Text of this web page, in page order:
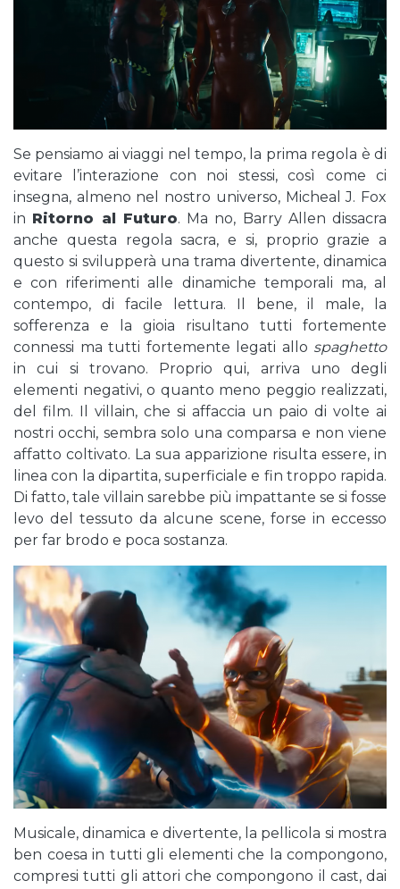
Se pensiamo ai viaggi nel tempo, la prima regola è di
evitare l’interazione con noi stessi, così come ci
insegna, almeno nel nostro universo, Micheal J. Fox
in Ritorno al Futuro. Ma no, Barry Allen dissacra
anche questa regola sacra, e si, proprio grazie a
questo si svilupperà una trama divertente, dinamica
e con riferimenti alle dinamiche temporali ma, al
contempo, di facile lettura. Il bene, il male, la
sofferenza e la gioia risultano tutti fortemente
connessi ma tutti fortemente legati allo spaghetto
in cui si trovano. Proprio qui, arriva uno degli
elementi negativi, o quanto meno peggio realizzati,
del film. Il villain, che si affaccia un paio di volte ai
nostri occhi, sembra solo una comparsa e non viene
affatto coltivato. La sua apparizione risulta essere, in
linea con la dipartita, superficiale e fin troppo rapida.
Di fatto, tale villain sarebbe più impattante se si fosse
levo del tessuto da alcune scene, forse in eccesso
per far brodo e poca sostanza.
Musicale, dinamica e divertente, la pellicola si mostra
ben coesa in tutti gli elementi che la compongono,
compresi tutti gli attori che compongono il cast, dai